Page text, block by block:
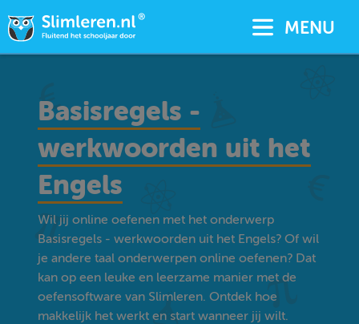
MENU
Basisregels -
werkwoorden uit het
Engels
Wil jij online oefenen met het onderwerp
Basisregels - werkwoorden uit het Engels? Of wil
je andere taal onderwerpen online oefenen? Dat
kan op een leuke en leerzame manier met de
oefensoftware van Slimleren. Ontdek hoe
makkelijk het werkt en start wanneer jij wilt.